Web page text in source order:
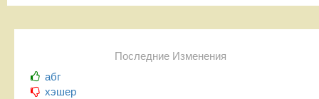
Последние Изменения
абг
хэшер